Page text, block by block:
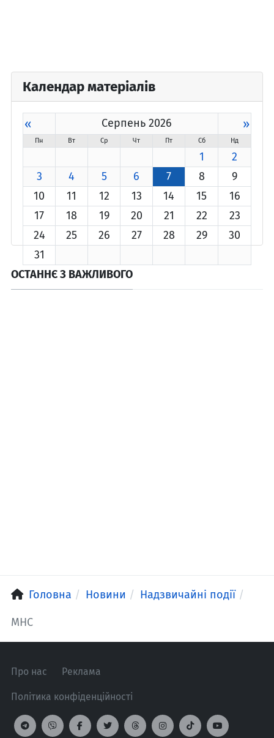
Календар матеріалів
« Серпень 2026 »
Пн Вт Ср Чт Пт Сб Нд
1
2
3
4 5 6 7 8
9
10
11 12 13 14 15
16
17
18 19 20 21 22
23
24
25 26 27 28 29
30
31
ОСТАННЄ З ВАЖЛИВОГО
Головна Новини Надзвичайні події
МНС
Про нас Реклама
Політика конфіденційності